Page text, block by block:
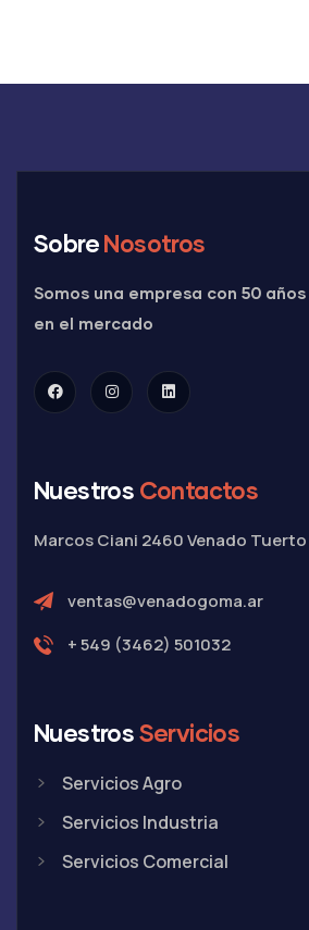
SobreNosotros
Somos una empresa con 50
en el mercado
Nuestros Contactos
Marcos Ciani 2460Venado Tuerto
ventas@venadogoma.ar
+ 549 (3462) 501032
NuestrosServicios
Servicios Agro
Servicios Industria
Servicios Comercial